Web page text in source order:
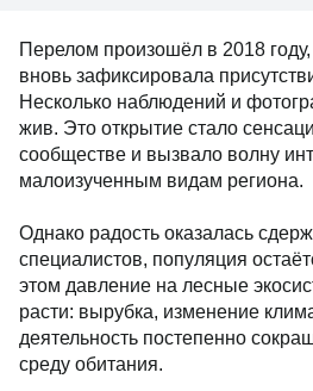
Перелом произошёл в 2018 году,
вновь зафиксировала
Несколько наблюдений и
жив. Это открытие стало
сообществе и вызвало волну
малоизученным видам региона.
Однако радость оказалась
специалистов, популяция
этом давление на лесные
расти: вырубка, изменение
деятельность постепенно
среду обитания.